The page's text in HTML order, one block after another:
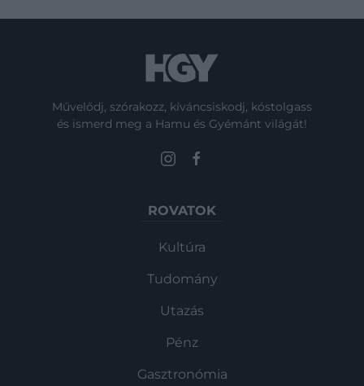
Művelődj, szórakozz, kíváncsiskodj, kóstolgass
és ismerd meg a Hamu és Gyémánt világát!
ROVATOK
Kultúra
Tudomány
Utazás
Pénz
Gasztronómia